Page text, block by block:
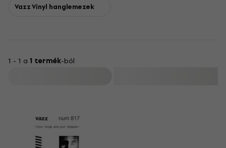
Vazz Vinyl hanglemezek
1 - 1 a 1 termék-ból